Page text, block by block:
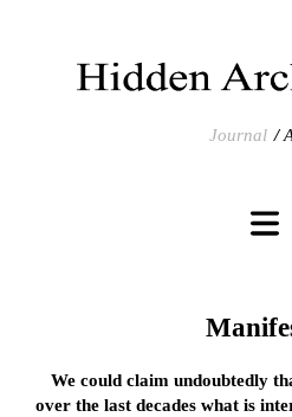
Journal
We could claim undoubtedly
over the last decades what is